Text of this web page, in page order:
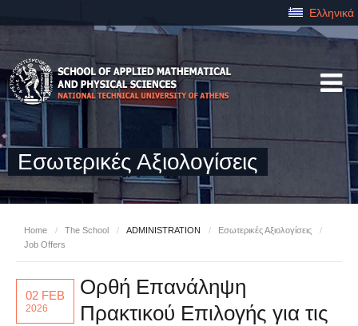
Ελληνικά
Εσωτερικές Αξιολογίσεις
Home / The School / ADMINISTRATION / Εσωτερικές Αξιολογίσεις
/
Job Offers
02 FEB
2026
Ορθή Επανάληψη
Πρακτικού Επιλογής για τις